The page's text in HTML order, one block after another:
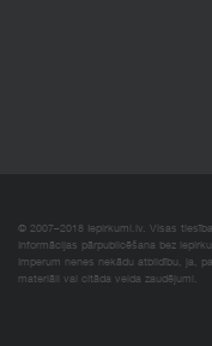
© 2007–2018 Iepirkumi.lv. Visas
Informācijas pārpublicēšana bez
Imperum nenes nekādu atbildību, ja,
materiāli vai citāda veida zaudējumi.